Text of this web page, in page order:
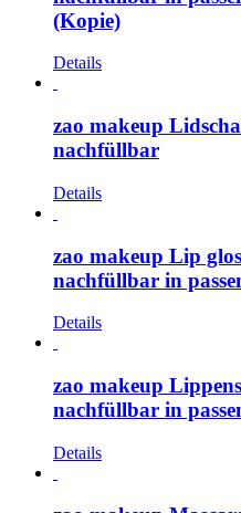
(Kopie)
Details
zao makeup
nachfüllbar
Details
zao makeup Lip
nachfüllbar in
Details
zao makeup
nachfüllbar in
Details